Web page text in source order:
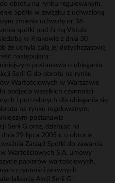
obrotu na rynku regulowanym.
Spółki w związku z uchwaloną
zmienia uchwałę nr 36
spółki pod firmą Vistula
w Krakowie z dnia 30
że uchyla całą jej dotychczasową
następującą:
postanawia o ubieganiu
Serii G do obrotu na rynku
Wartościowych w Warszawie
podjęcia wszelkich czynności
i potrzebnych dla ubiegania się
na rynku regulowanym.
postanawia
Serii G oraz, działając na
29 lipca 2005 r. o obrocie
Zarząd Spółki do zawarcia
Wartościowych S.A. umowy
papierów wartościowych,
czynności prawnych
Akcji Serii G.”